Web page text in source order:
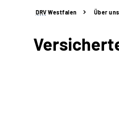
DRV Westfalen Über uns